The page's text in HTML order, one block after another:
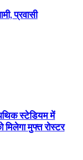
प्रवासी
स्टेडियम में
मिलेगा मुफ्त रोस्टर